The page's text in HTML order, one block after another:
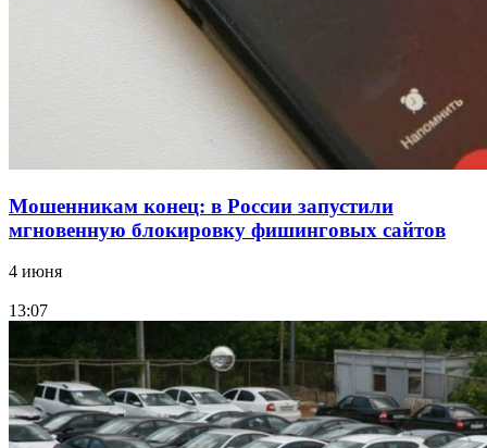
заключены контракты на 3,6 млн долларов
Мошенникам конец: в России запустили
мгновенную блокировку фишинговых сайтов
4 июня
13:07